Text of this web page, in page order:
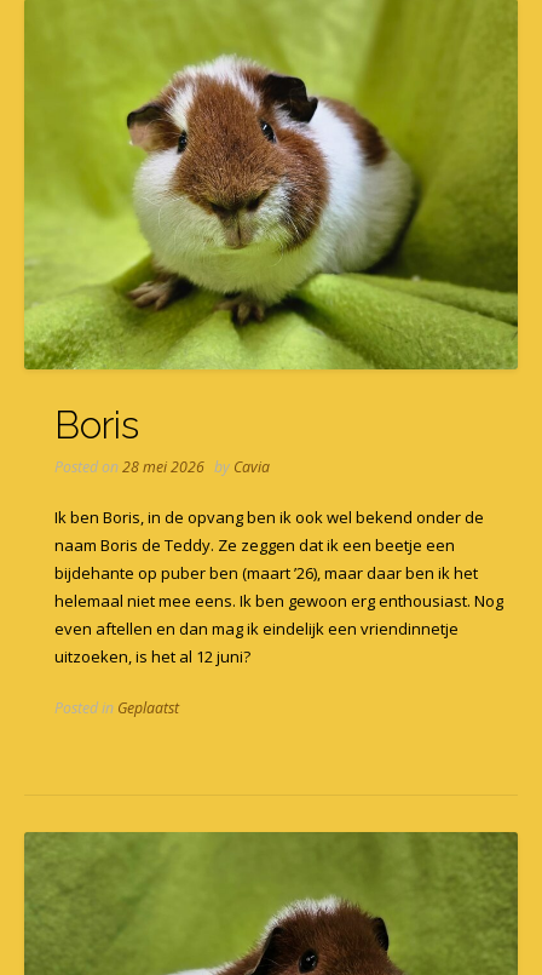
Boris
Posted on28 mei 2026 by Cavia
Ik ben Boris, in de opvang ben ik ook wel bekend onder de
naam Boris de Teddy. Ze zeggen dat ik een beetje een
bijdehante op puber ben (maart ’26), maar daar ben ik het
helemaal niet mee eens. Ik ben gewoon erg enthousiast. Nog
even aftellen en dan mag ik eindelijk een vriendinnetje
uitzoeken, is het al 12 juni?
Posted in Geplaatst